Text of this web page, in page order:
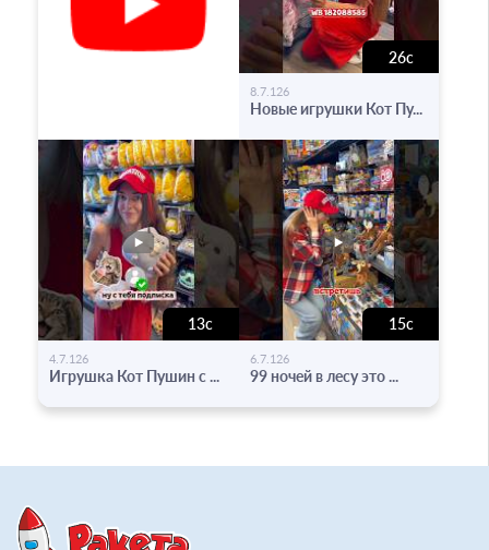
26с
8.7.126
Новые игрушки Кот Пу...
13с
4.7.126
Игрушка Кот Пушин с ...
15с
6.7.126
99 ночей в лесу это ...